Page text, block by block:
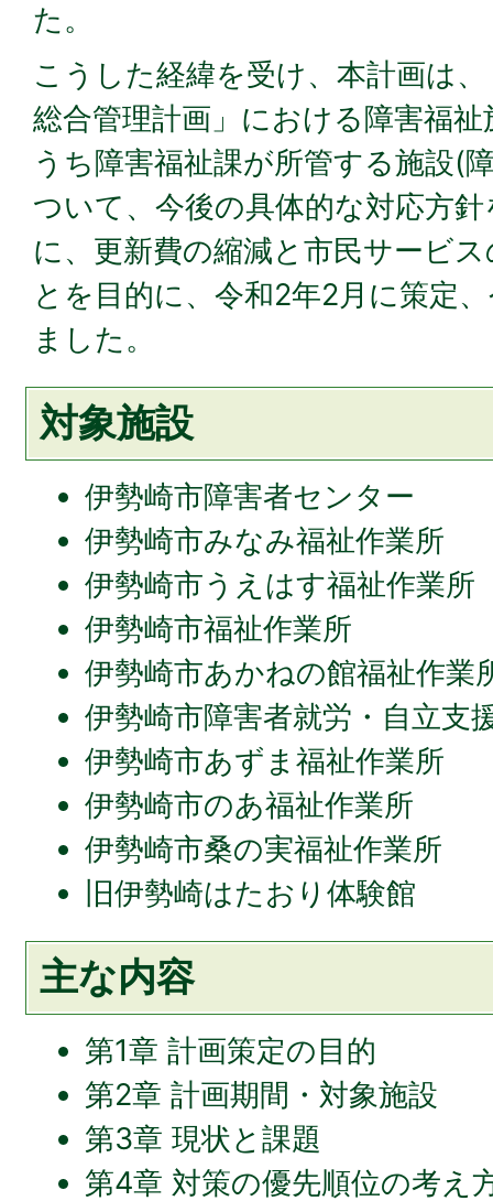
た。
こうした経緯を受け、本計画は
総合管理計画」における障害福
うち障害福祉課が所管する施設(
ついて、今後の具体的な対応方
に、更新費の縮減と市民サービ
とを目的に、令和2年2月に策定
ました。
対象施設
伊勢崎市障害者センター
伊勢崎市みなみ福祉作業所
伊勢崎市うえはす福祉作業所
伊勢崎市福祉作業所
伊勢崎市あかねの館福祉作業
伊勢崎市障害者就労・自立支
伊勢崎市あずま福祉作業所
伊勢崎市のあ福祉作業所
伊勢崎市桑の実福祉作業所
旧伊勢崎はたおり体験館
主な内容
第1章 計画策定の目的
第2章 計画期間・対象施設
第3章 現状と課題
第4章 対策の優先順位の考え